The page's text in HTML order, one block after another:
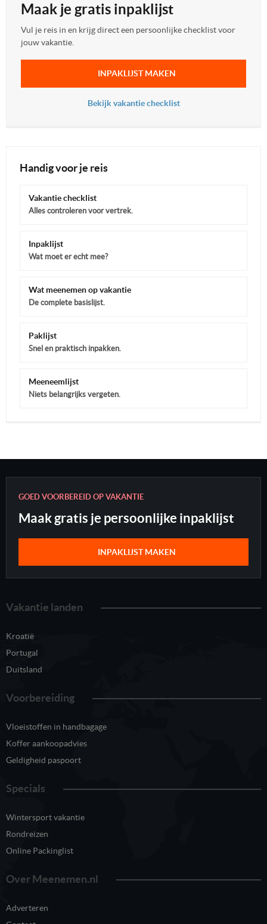
Maak je gratis inpaklijst
Vul je reis in en krijg direct een persoonlijke checklist voor
jouw vakantie.
INPAKLIJST MAKEN
Bekijk vakantie checklist
Handig voor je reis
Vakantie checklist
Alles controleren voor vertrek.
Inpaklijst
Wat moet er echt mee?
Wat meenemen op vakantie
De complete basislijst.
Paklijst
Snel en praktisch inpakken.
Meeneemlijst
Niets belangrijks vergeten.
GOED VOORBEREID OP VAKANTIE
Maak gratis je persoonlijke inpaklijst
INPAKLIJST MAKEN
Vakantie landen
Kroatië
Portugal
Duitsland
Voorbereiding
Vloeistoffen in handbagage
Koffer aankoopadvies
Geldigheid paspoort
Specials
Wintersport vakantie
Rondreizen
Online Packinglist
Over Meenemen.nl
Adverteren